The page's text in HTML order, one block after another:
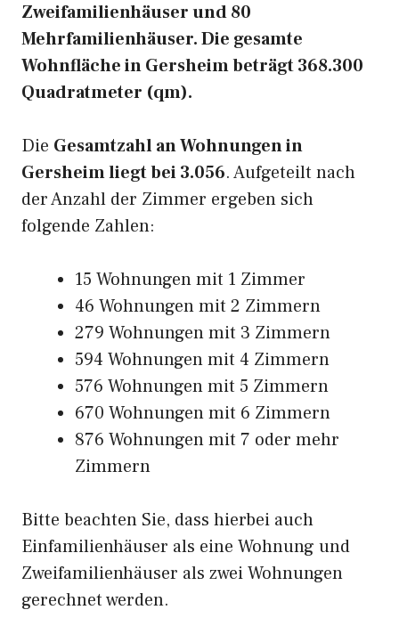
Zweifamilienhäuser und 80
Mehrfamilienhäuser. Die gesamte
Wohnfläche in Gersheim beträgt 368.300
Quadratmeter (qm).
Die Gesamtzahl an Wohnungen in
Gersheim liegt bei 3.056. Aufgeteilt nach
der Anzahl der Zimmer ergeben sich
folgende Zahlen:
15 Wohnungen mit 1 Zimmer
46 Wohnungen mit 2 Zimmern
279 Wohnungen mit 3 Zimmern
594 Wohnungen mit 4 Zimmern
576 Wohnungen mit 5 Zimmern
670 Wohnungen mit 6 Zimmern
876 Wohnungen mit 7 oder mehr
Zimmern
Bitte beachten Sie, dass hierbei auch
Einfamilienhäuser als eine Wohnung und
Zweifamilienhäuser als zwei Wohnungen
gerechnet werden.